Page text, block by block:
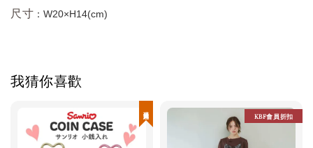
尺寸 ：W20×H14(cm)
我猜你喜歡
KBF會員折扣